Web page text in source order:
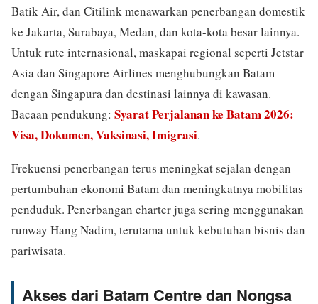
Batik Air, dan Citilink menawarkan penerbangan domestik
ke Jakarta, Surabaya, Medan, dan kota-kota besar lainnya.
Untuk rute internasional, maskapai regional seperti Jetstar
Asia dan Singapore Airlines menghubungkan Batam
dengan Singapura dan destinasi lainnya di kawasan.
Bacaan pendukung: Syarat Perjalanan ke Batam 2026:
Visa, Dokumen, Vaksinasi, Imigrasi.
Frekuensi penerbangan terus meningkat sejalan dengan
pertumbuhan ekonomi Batam dan meningkatnya mobilitas
penduduk. Penerbangan charter juga sering menggunakan
runway Hang Nadim, terutama untuk kebutuhan bisnis dan
pariwisata.
Akses dari Batam Centre dan Nongsa